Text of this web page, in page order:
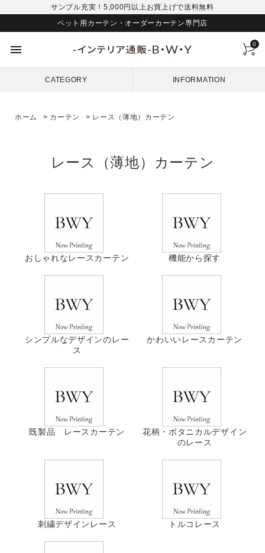
サンプル充実！5,000円以上お買上げで送料無料
ペット用カーテン・オーダーカーテン専門店
menu 0
CATEGORY INFORMATION
ホーム > カーテン > レース（薄地）カーテン
レース（薄地）カーテン
おしゃれなレースカーテン 機能から探す
シンプルなデザインのレー
ス
かわいいレースカーテン
既製品 レースカーテン
花柄・ボタニカルデザイン
のレース
刺繍デザインレース トルコレース